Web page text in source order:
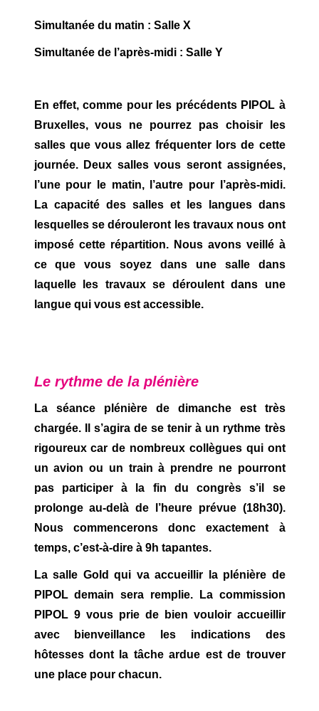
Simultanée du matin : Salle X
Simultanée de l’après-midi : Salle Y
En effet, comme pour les précédents PIPOL à
Bruxelles, vous ne pourrez pas choisir les
salles que vous allez fréquenter lors de cette
journée. Deux salles vous seront assignées,
l’une pour le matin, l’autre pour l’après-midi.
La capacité des salles et les langues dans
lesquelles se dérouleront les travaux nous ont
imposé cette répartition. Nous avons veillé à
ce que vous soyez dans une salle dans
laquelle les travaux se déroulent dans une
langue qui vous est accessible.
Le rythme de la plénière
La séance plénière de dimanche est très
chargée. Il s’agira de se tenir à un rythme très
rigoureux car de nombreux collègues qui ont
un avion ou un train à prendre ne pourront
pas participer à la fin du congrès s’il se
prolonge au-delà de l’heure prévue (18h30).
Nous commencerons donc exactement à
temps, c’est-à-dire à 9h tapantes.
La salle Gold qui va accueillir la plénière de
PIPOL demain sera remplie. La commission
PIPOL 9 vous prie de bien vouloir accueillir
avec bienveillance les indications des
hôtesses dont la tâche ardue est de trouver
une place pour chacun.